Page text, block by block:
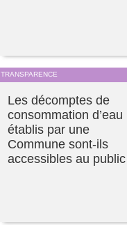
TRANSPARENCE
Les décomptes de
consommation d’eau
établis par une
Commune sont-ils
accessibles au